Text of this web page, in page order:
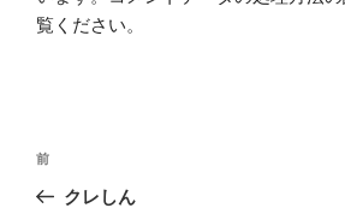
覧ください。
投
前
の
前
クレしん